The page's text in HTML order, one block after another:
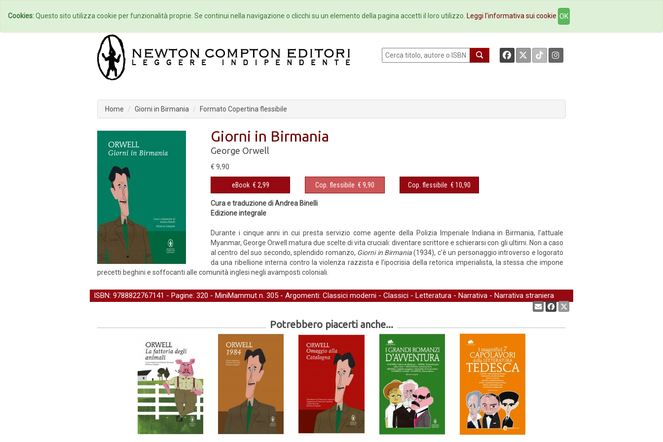
Home Autori Eventi Collane Newsletter Ebookstore Contatti
Home Giorni in Birmania Formato Copertina flessibile
Giorni in Birmania
George Orwell
€ 9,90
eBook € 2,99 Cop. flessibile € 9,90 Cop. flessibile € 10,90
Cura e traduzione di Andrea Binelli
Edizione integrale
Durante i cinque anni in cui presta servizio come agente della Polizia Imperiale Indiana in Birmania, l’attuale
Myanmar, George Orwell matura due scelte di vita cruciali: diventare scrittore e schierarsi con gli ultimi. Non a caso
al centro del suo secondo, splendido romanzo, Giorni in Birmania(1934), c’è un personaggio introverso e logorato
da una ribellione interna contro la violenza razzista e l’ipocrisia della retorica imperialista, la stessa che impone
precetti beghini e soffocanti alle comunità inglesi negli avamposti coloniali.
ISBN: 9788822767141 - Pagine: 320 - MiniMammut n. 305 - Argomenti: Classici moderni - Classici - Letteratura - Narrativa - Narrativa straniera
Potrebbero piacerti anche...
Cookies:Questo sito utilizza cookie per funzionalità proprie. Se continui nella navigazione o clicchi su un elemento della pagina accetti il loro utilizzo. Leggi l'informativa sui cookie OK